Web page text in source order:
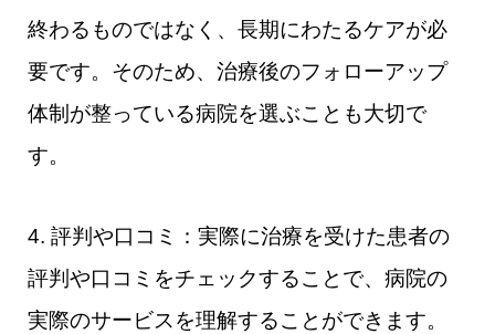
終わるものではなく、長期にわたるケアが必
要です。そのため、治療後のフォローアップ
体制が整っている病院を選ぶことも大切で
す。
4. 評判や口コミ：実際に治療を受けた患者の
評判や口コミをチェックすることで、病院の
実際のサービスを理解することができます。